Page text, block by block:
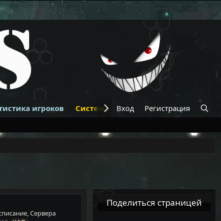
игроков Система банов Купить VIP
Вход Регистрация
Сервера
Поделиться страницей